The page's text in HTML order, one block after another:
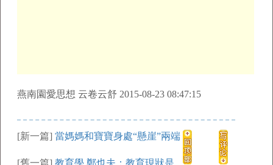
燕南園愛思想 云卷云舒 2015-08-23 08:47:15
[新一篇] 當媽媽和寶寶身處“懸崖”兩端
[舊一篇] 教育學 鄭也夫：教育現狀是